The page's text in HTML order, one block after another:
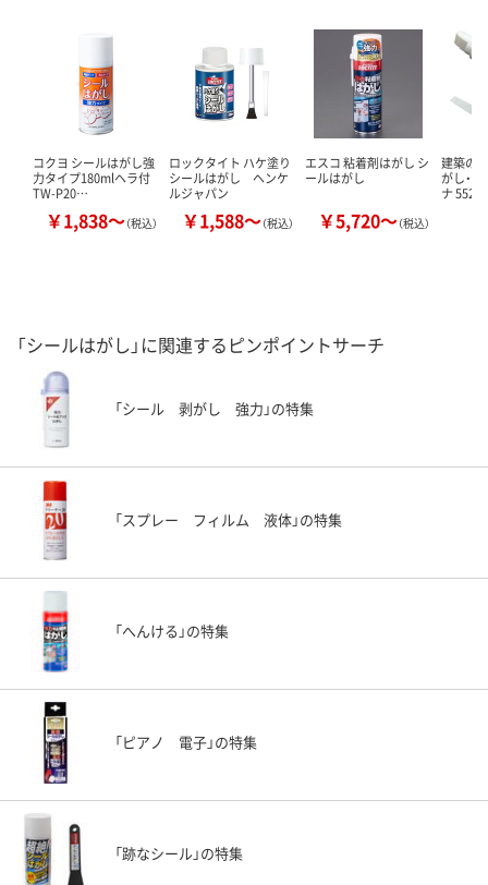
コクヨ シールはがし強
力タイプ180mlヘラ付
TW-P20…
￥1,838～（税込）
ロックタイト ハケ塗り
シールはがし ヘンケ
ルジャパン
￥1,588～（税込）
エスコ 粘着剤はがし シ
ールはがし
￥5,720～（税込）
建築の
がし・
ナ
「シールはがし」に関連するピンポイントサーチ
「シール 剥がし 強力」の特集
「スプレー フィルム 液体」の特集
「へんける」の特集
「ピアノ 電子」の特集
「跡なシール」の特集